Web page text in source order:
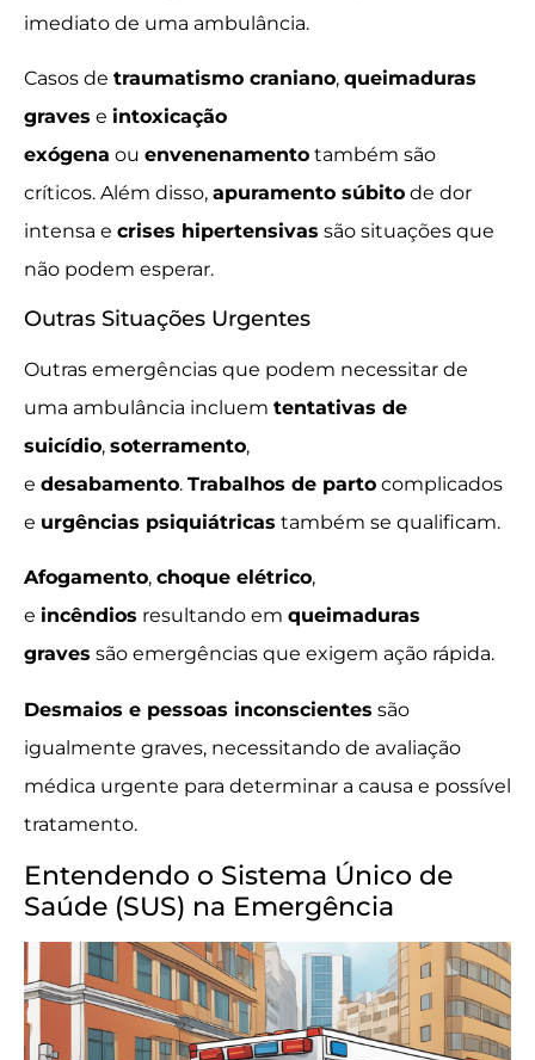
imediato de uma ambulância.
Casos de traumatismo craniano, queimaduras
graves e intoxicação
exógena ou envenenamento também são
críticos. Além disso, apuramento súbito de dor
intensa e crises hipertensivas são situações que
não podem esperar.
Outras Situações Urgentes
Outras emergências que podem necessitar de
uma ambulância incluem tentativas de
suicídio, soterramento,
e desabamento. Trabalhos de parto complicados
e urgências psiquiátricas também se qualificam.
Afogamento, choque elétrico,
e incêndios resultando em queimaduras
graves são emergências que exigem ação rápida.
Desmaios e pessoas inconscientes são
igualmente graves, necessitando de avaliação
médica urgente para determinar a causa e possível
tratamento.
Entendendo o Sistema Único de
Saúde (SUS) na Emergência